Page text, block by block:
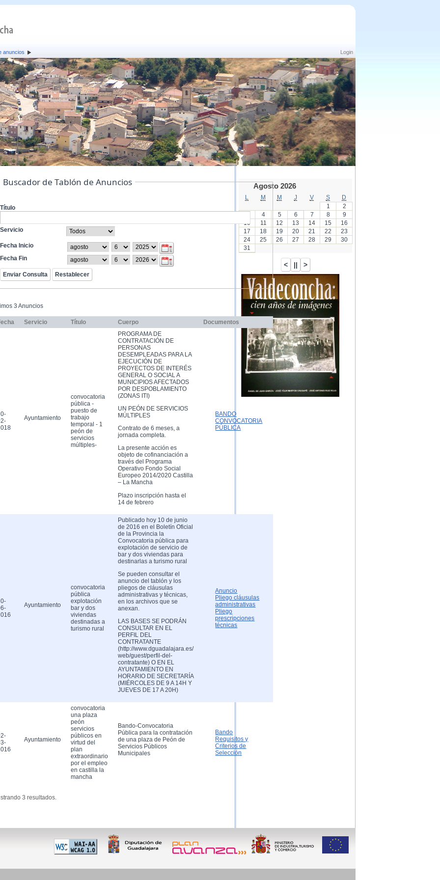
Login
anuncios
Buscador de Tablón de Anuncios
Título
Servicio
Fecha Inicio
Fecha Fin
3 Anuncios
Servicio Título Cuerpo Documentos
Ayuntamiento
convocatoria
pública -
puesto de
trabajo
temporal - 1
peón de
servicios
múltiples-
PROGRAMA DE
CONTRATACIÓN DE
PERSONAS
DESEMPLEADAS PARA LA
EJECUCIÓN DE
PROYECTOS DE INTERÉS
GENERAL O SOCIAL A
MUNICIPIOS AFECTADOS
POR DESPOBLAMIENTO
(ZONAS ITI)
UN PEÓN DE SERVICIOS
MÚLTIPLES
Contrato de 6 meses, a
jornada completa.
La presente acción es
objeto de cofinanciación a
través del Programa
Operativo Fondo Social
Europeo 2014/2020 Castilla
– La Mancha
Plazo inscripción hasta el
14 de febrero
BANDO
CONVOCATORIA
PÚBLICA
Ayuntamiento
convocatoria
pública
explotación
bar y dos
viviendas
destinadas a
turismo rural
Publicado hoy 10 de junio
de 2016 en el Boletín Oficial
de la Provincia la
Convocatoria pública para
explotación de servicio de
bar y dos viviendas para
destinarlas a turismo rural
Se pueden consultar el
anuncio del tablón y los
pliegos de cláusulas
administrativas y técnicas,
en los archivos que se
anexan.
LAS BASES SE PODRÁN
CONSULTAR EN EL
PERFIL DEL
CONTRATANTE
(http://www.dguadalajara.es/
web/guest/perfil-del-
contratante) O EN EL
AYUNTAMIENTO EN
HORARIO DE SECRETARÍA
(MIÉRCOLES DE 9 A 14H Y
JUEVES DE 17 A 20H)
Anuncio
Pliego cláusulas
administrativas
Pliego
prescripciones
técnicas
Ayuntamiento
convocatoria
una plaza
peón
servicios
públicos en
virtud del
plan
extraordinario
por el empleo
en castilla la
mancha
Bando-Convocatoria
Pública para la contratación
de una plaza de Peón de
Servicios Públicos
Municipales
Bando
Requisitos y
Criterios de
Selección
3 resultados.
Agosto 2026
M M J V S
D
1
2
4 5 6 7 8
9
10
11 12 13 14 15
16
17
18 19 20 21 22
23
24
25 26 27 28 29
30
31